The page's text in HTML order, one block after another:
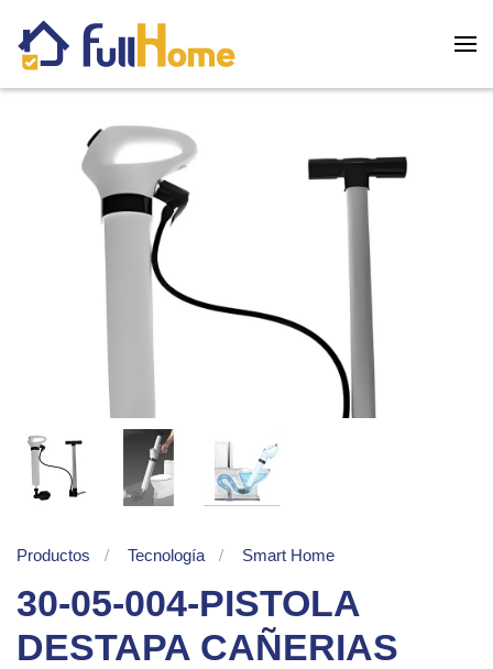
Skip to main content
Productos Tecnología Smart Home
30-05-004-PISTOLA
DESTAPA CAÑERIAS